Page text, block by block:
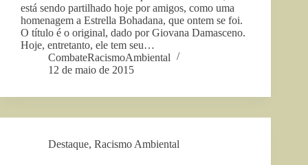
está sendo partilhado hoje por amigos, como uma
homenagem a Estrella Bohadana, que ontem se foi.
O título é o original, dado por Giovana Damasceno.
Hoje, entretanto, ele tem seu…
CombateRacismoAmbiental
12 de maio de 2015
Destaque, Racismo Ambiental